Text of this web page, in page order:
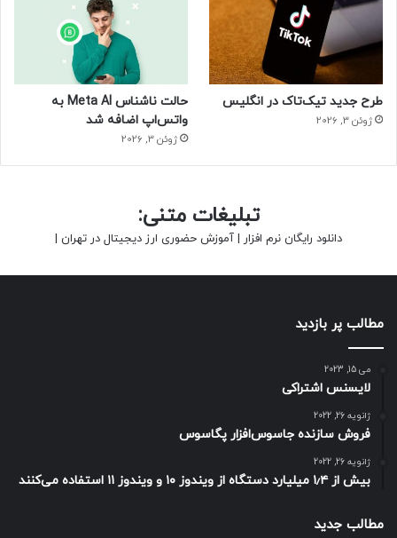
طرح جدید تیک‌تاک در انگلیس
ژوئن 3, 2026
حالت ناشناس Meta AI به
واتس‌اپ اضافه شد
ژوئن 3, 2026
تبلیغات متنی:
دانلود رایگان نرم افزار | آموزش حضوری ارز دیجیتال در تهران |
مطالب پر بازدید
می 15, 2023
لایسنس اشتراکی
ژانویه 26, 2022
فروش سازنده جاسوس‌افزار پگاسوس
ژانویه 26, 2022
بیش از ۱٫۴ میلیارد دستگاه از ویندوز ۱۰ و ویندوز ۱۱ استفاده می‌کنند
مطالب جدید